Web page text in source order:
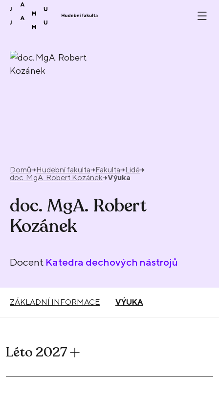
Přeskočit na obsah
Domů Hudební fakulta Fakulta
Lidé
doc. MgA. Robert Kozánek Výuka
doc. MgA. Robert
Kozánek
Docent Katedra dechových nástrojů
ZÁKLADNÍ INFORMACE VÝUKA
Léto 2027